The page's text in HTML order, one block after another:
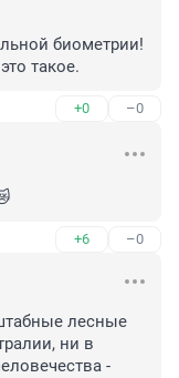
биометрии!
такое.
+0 –0
+6 –0
лесные
ни в
-